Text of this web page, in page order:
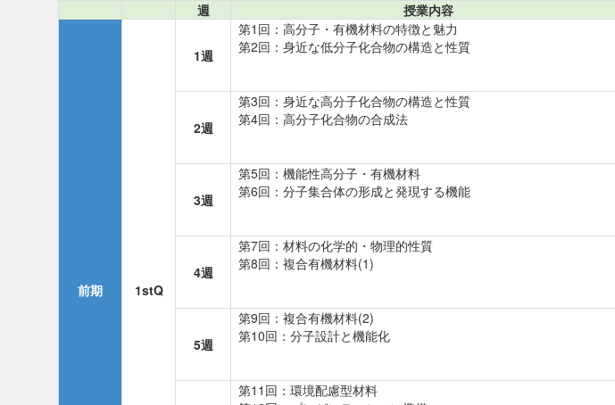
週 授業内容
前期 1stQ
1週
第1回：高分子・有機材料の特徴と魅力
第2回：身近な低分子化合物の構造と性質
2週
第3回：身近な高分子化合物の構造と性質
第4回：高分子化合物の合成法
3週
第5回：機能性高分子・有機材料
第6回：分子集合体の形成と発現する機能
4週
第7回：材料の化学的・物理的性質
第8回：複合有機材料(1)
5週
第9回：複合有機材料(2)
第10回：分子設計と機能化
第11回：環境配慮型材料